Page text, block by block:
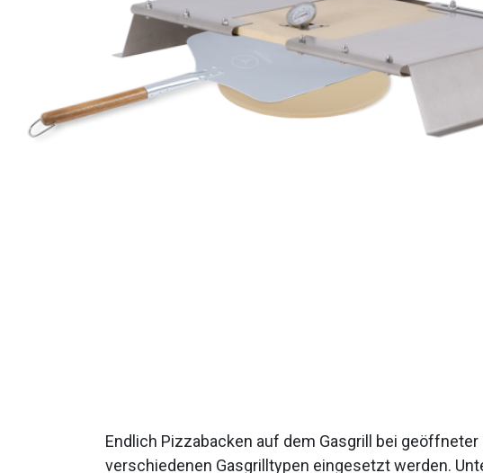
Endlich Pizzabacken auf dem Gasgrill bei
verschiedenen Gasgrilltypen eingesetzt werden.